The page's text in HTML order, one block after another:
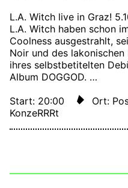
L.A. Witch live in Graz!
L.A. Witch haben schon
Coolness ausgestrahlt,
Noir und des
ihres selbstbetitelten
Album DOGGOD. …
Start: 20:00 Ort:
KonzeRRRt